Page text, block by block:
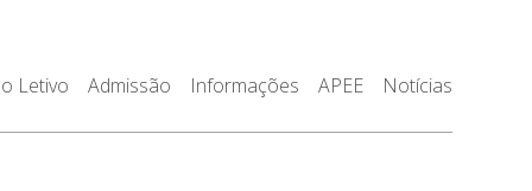
Letivo Admissão Informações APEE Notícias